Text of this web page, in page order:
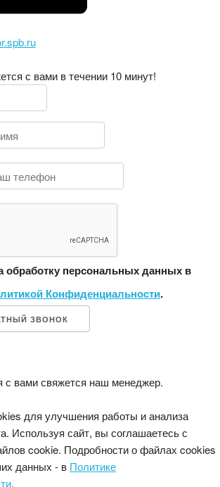
с вами в течении 10 минут!
обработку персональных данных в
Конфиденциальности.
ЗВОНОК
вами свяжется наш менеджер.
для улучшения работы и анализа
Используя сайт, вы соглашаетесь с
cookie. Подробности о файлах cookies
данных - в Политике
.